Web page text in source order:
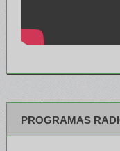
PROGRAMAS